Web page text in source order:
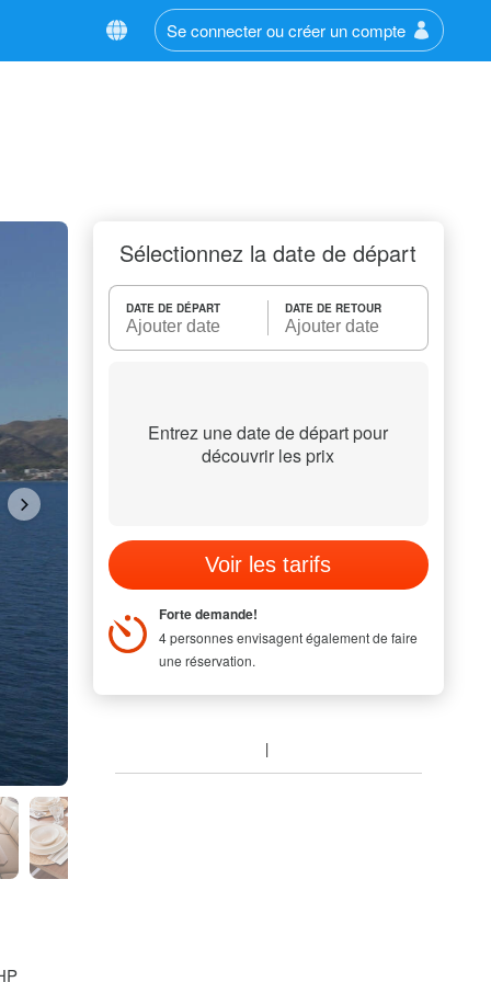
Se connecter ou créer un compte
Sélectionnez la date de départ
DATE DE DÉPART DATE DE RETOUR
Entrez une date de départ pour
découvrir les prix
Voir les tarifs
Forte demande!
4 personnes envisagent également de faire
une réservation.